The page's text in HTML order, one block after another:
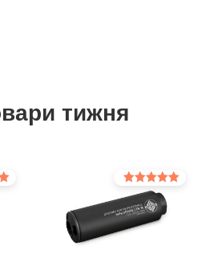
тижня
Оцінено в
5.00
з 5